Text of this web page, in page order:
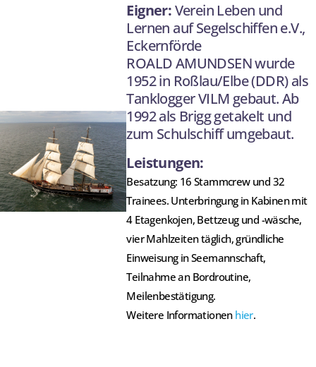
Eigner:Verein Leben und
Lernen auf Segelschiffen e.V.,
Eckernförde
ROALD AMUNDSEN wurde
1952 in Roßlau/Elbe (DDR) als
Tanklogger VILM gebaut. Ab
1992 als Brigg getakelt und
zum Schulschiff umgebaut.
Leistungen:
Besatzung: 16 Stammcrew und 32
Trainees. Unterbringung in Kabinen mit
4 Etagenkojen, Bettzeug und -wäsche,
vier Mahlzeiten täglich, gründliche
Einweisung in Seemannschaft,
Teilnahme an Bordroutine,
Meilenbestätigung.
Weitere Informationen hier.